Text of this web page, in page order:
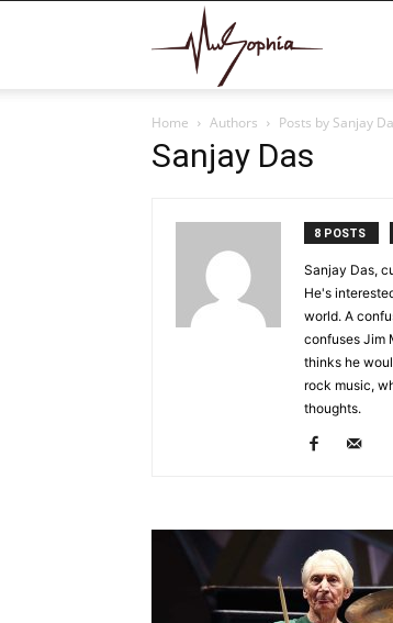
MuSophia
Home Authors Posts by Sanjay
Sanjay Das
8 POSTS
Sanjay Das,
He's
world. A
confuses Jim
thinks he
rock music,
thoughts.